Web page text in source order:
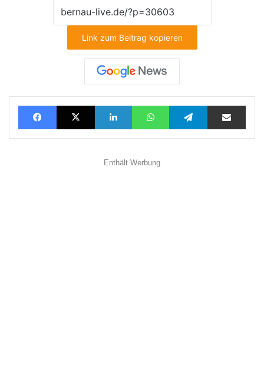
Link zum Beitrag kopieren
FacebookX LinkedInWhatsAppTelegramTeilen via E-Mail
Enthält Werbung